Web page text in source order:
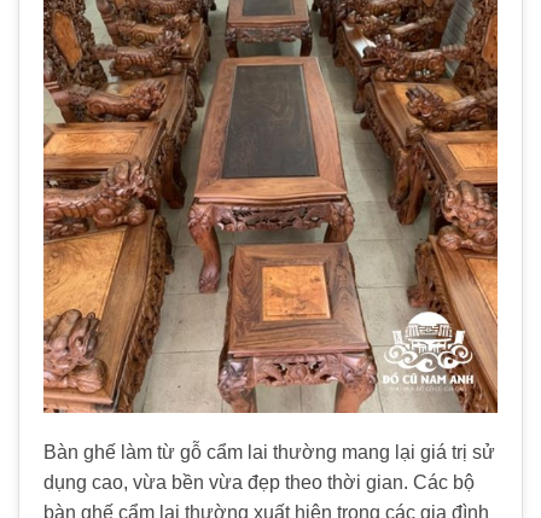
Bàn ghế làm từ gỗ cẩm lai thường mang lại giá trị sử
dụng cao, vừa bền vừa đẹp theo thời gian. Các bộ
bàn ghế cẩm lai thường xuất hiện trong các gia đình